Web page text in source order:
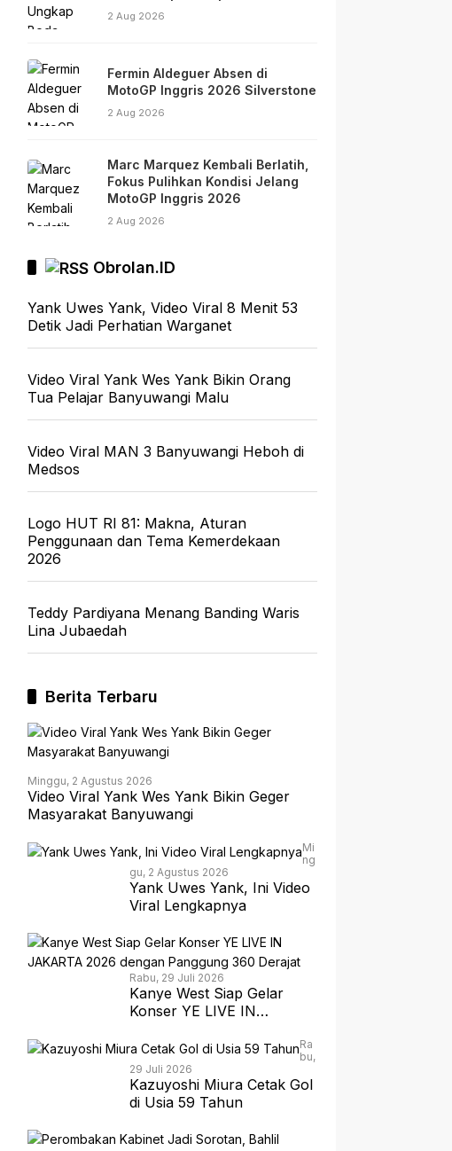
2 Aug 2026
Fermin Aldeguer Absen di
MotoGP Inggris 2026 Silverstone
2 Aug 2026
Marc Marquez Kembali Berlatih,
Fokus Pulihkan Kondisi Jelang
MotoGP Inggris 2026
2 Aug 2026
Obrolan.ID
Yank Uwes Yank, Video Viral 8 Menit 53
Detik Jadi Perhatian Warganet
Video Viral Yank Wes Yank Bikin Orang
Tua Pelajar Banyuwangi Malu
Video Viral MAN 3 Banyuwangi Heboh di
Medsos
Logo HUT RI 81: Makna, Aturan
Penggunaan dan Tema Kemerdekaan
2026
Teddy Pardiyana Menang Banding Waris
Lina Jubaedah
Berita Terbaru
Minggu, 2 Agustus 2026
Video Viral Yank Wes Yank Bikin Geger
Masyarakat Banyuwangi
Mi
ng
gu, 2 Agustus 2026
Yank Uwes Yank, Ini Video
Viral Lengkapnya
Rabu, 29 Juli 2026
Kanye West Siap Gelar
Konser YE LIVE IN
Panggung 360 Derajat
Ra
bu,
29 Juli 2026
Kazuyoshi Miura Cetak Gol
di Usia 59 Tahun